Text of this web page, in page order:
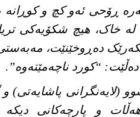
ڕۆحی ئەو کچ و کوڕانە
لە خاک، هیچ شکۆیەکی
دەڕوخێنێت،
دەڵێت: “کورد ناچەمێتەوە”.
(لایەنگرانی پاشایەتی) و
و پارچەکانی